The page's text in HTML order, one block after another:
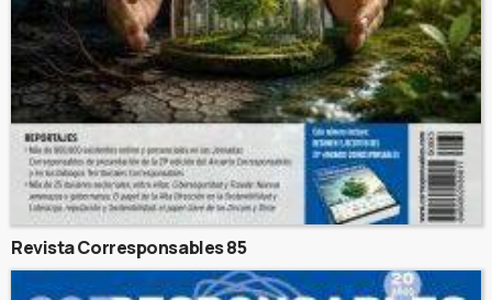
Revista Corresponsables 85